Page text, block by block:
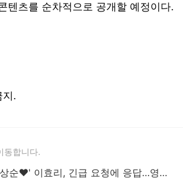
텐츠를 순차적으로 공개할 예정이다.
지.
동합니다.
'이상순♥' 이효리, 긴급 요청에 응답…영향력 통했다